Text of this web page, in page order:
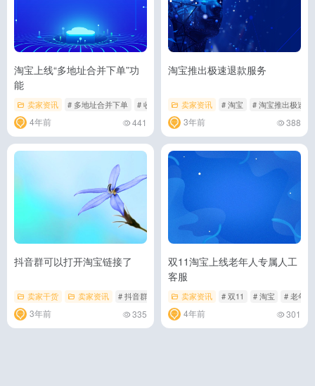
淘宝上线“多地址合并下单”功
能
卖家资讯 # 多地址合并下单 # 收货地址 # 淘宝
4年前 441
淘宝推出极速退款服务
卖家资讯 # 淘宝 # 淘宝推出极速
3年前 388
抖音群可以打开淘宝链接了
卖家干货 卖家资讯 # 抖音群可以打开淘宝链接了 # 淘宝
3年前 335
双11淘宝上线老年人专属人工
客服
卖家资讯 # 双11 # 淘宝 # 老年
4年前 301